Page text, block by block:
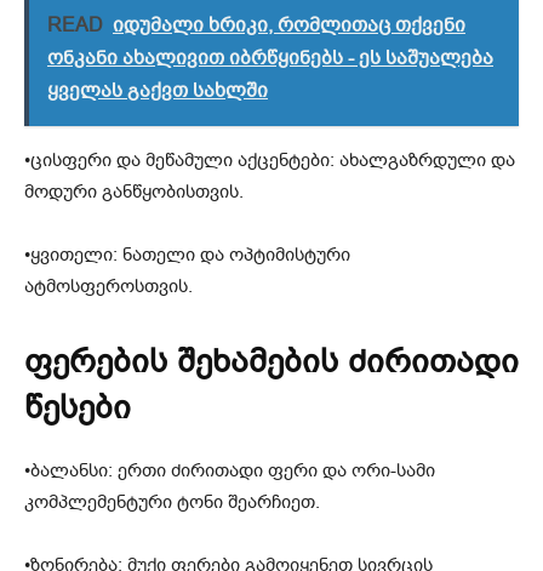
READ იდუმალი ხრიკი, რომლითაც თქვენი
ონკანი ახალივით იბრწყინებს - ეს საშუალება
ყველას გაქვთ სახლში
•ცისფერი და მეწამული აქცენტები: ახალგაზრდული და
მოდური განწყობისთვის.
•ყვითელი: ნათელი და ოპტიმისტური
ატმოსფეროსთვის.
ფერების შეხამების ძირითადი
წესები
•ბალანსი: ერთი ძირითადი ფერი და ორი-სამი
კომპლემენტური ტონი შეარჩიეთ.
•ზონირება: მუქი ფერები გამოიყენეთ სივრცის